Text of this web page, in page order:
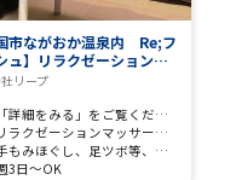
市ながおか温泉内 Re;フ
ュ】リラクゼーションス
2名募集!!
リープ
「詳細をみる」をご覧ください。
リラクゼーションマッサージ、オイルマッサージ
みほぐし、足ツボ等、整体、オイルセラピスト
3日～OK